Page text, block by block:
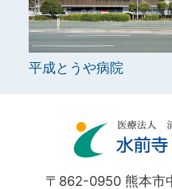
平成とうや病院
〒862-0950 熊本市